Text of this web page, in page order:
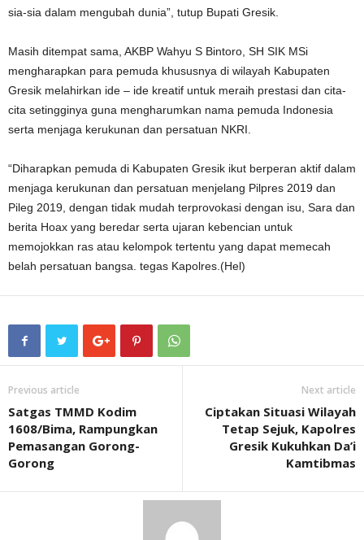
sia-sia dalam mengubah dunia”, tutup Bupati Gresik.
Masih ditempat sama, AKBP Wahyu S Bintoro, SH SIK MSi
mengharapkan para pemuda khususnya di wilayah Kabupaten
Gresik melahirkan ide – ide kreatif untuk meraih prestasi dan cita-
cita setingginya guna mengharumkan nama pemuda Indonesia
serta menjaga kerukunan dan persatuan NKRI.
“Diharapkan pemuda di Kabupaten Gresik ikut berperan aktif dalam
menjaga kerukunan dan persatuan menjelang Pilpres 2019 dan
Pileg 2019, dengan tidak mudah terprovokasi dengan isu, Sara dan
berita Hoax yang beredar serta ujaran kebencian untuk
memojokkan ras atau kelompok tertentu yang dapat memecah
belah persatuan bangsa. tegas Kapolres.(Hel)
Previous article
Satgas TMMD Kodim
1608/Bima, Rampungkan
Pemasangan Gorong-
Gorong
Next article
Ciptakan Situasi Wilayah
Tetap Sejuk, Kapolres
Gresik Kukuhkan Da’i
Kamtibmas